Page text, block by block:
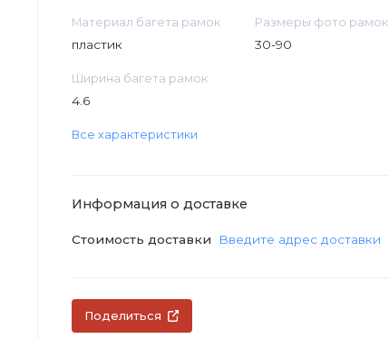
Материал багета рамок
пластик
Размеры фото рамок
30-90
Ширина багета рамок
4.6
Все характеристики
Информация о доставке
Стоимость доставки Введите адрес доставки
Поделиться